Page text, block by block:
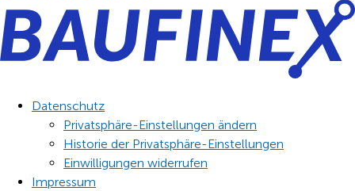
Datenschutz
Privatsphäre-Einstellungen ändern
Historie der Privatsphäre-Einstellungen
Einwilligungen widerrufen
Impressum